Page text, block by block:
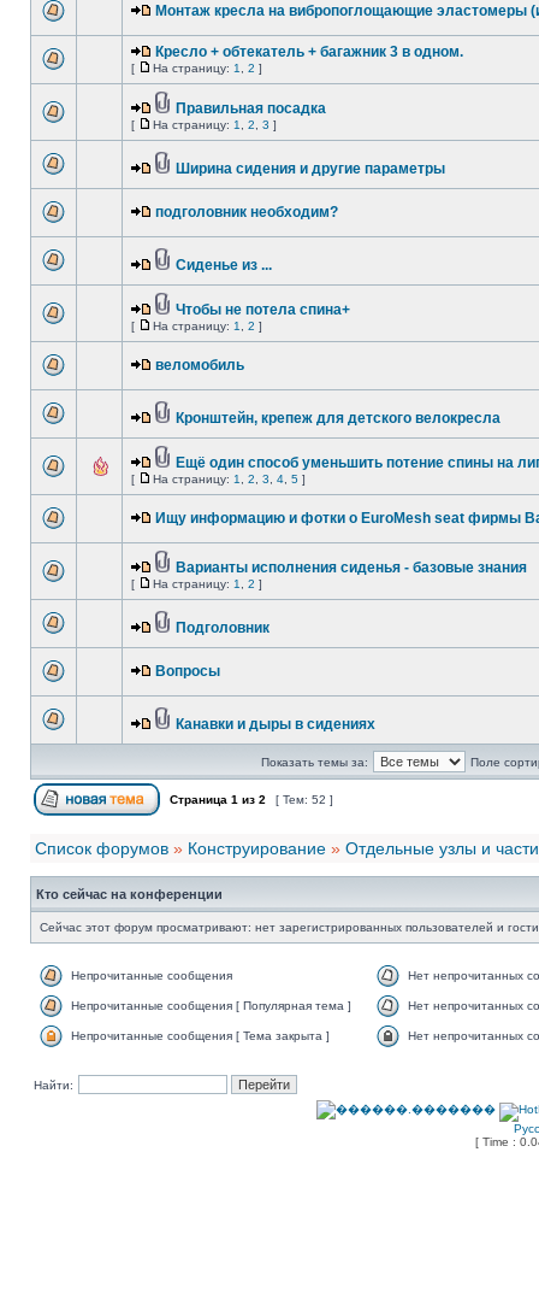
Монтаж кресла на вибропоглощающие эластомеры
Кресло + обтекатель + багажник 3 в одном.
[ На страницу: 1 2 ]
Правильная посадка
[ На страницу: 1 2 3 ]
Ширина сидения и другие параметры
подголовник необходим?
Сиденье из ...
Чтобы не потела спина+
[ На страницу: 1 2 ]
веломобиль
Кронштейн, крепеж для детского велокресла
Ещё один способ уменьшить потение спины на
[ На страницу: 1 2 3 4 5 ]
Ищу информацию и фотки о EuroMesh seat фирмы
Варианты исполнения сиденья - базовые знания
[ На страницу: 1 2 ]
Подголовник
Вопросы
Канавки и дыры в сидениях
Показать темы за: Поле
Страница 1 из 2 [ Тем: 52 ]
Список форумов » Конструирование » Отдельные узлы и
Кто сейчас на конференции
Сейчас этот форум просматривают: нет зарегистрированных пользователей и
Непрочитанные сообщения Нет непрочитанных
Непрочитанные сообщения [ Популярная тема ] Нет непрочитанных
Непрочитанные сообщения [ Тема закрыта ] Нет непрочитанных
Найти:
[ Time :